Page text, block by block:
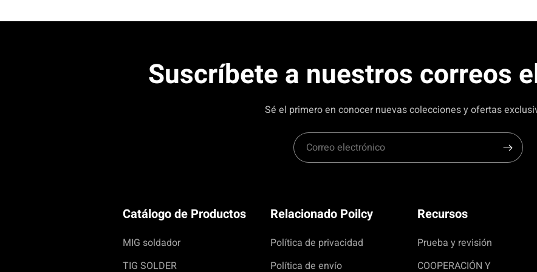
Suscríbete a nuestros correos
Sé el primero en conocer nuevas colecciones y ofertas
Catálogo de Productos
MIG soldador
TIG SOLDER
Relacionado Poilcy
Política de privacidad
Política de envío
Recursos
Prueba y revisión
COOPERACIÓN Y